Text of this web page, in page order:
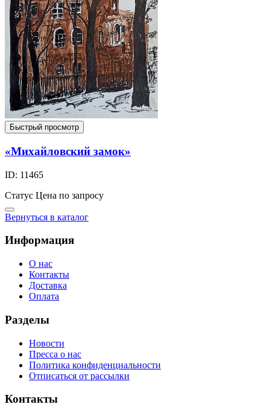
Быстрый просмотр
«Михайловский замок»
ID: 11465
Статус Цена по запросу
Вернуться в каталог
Информация
О нас
Контакты
Доставка
Оплата
Разделы
Новости
Пресса о нас
Политика конфиденциальности
Отписаться от рассылки
Контакты